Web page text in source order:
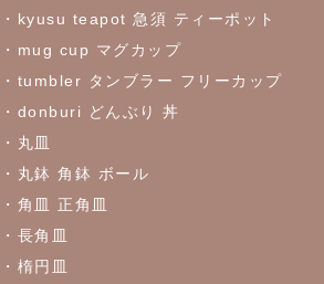
した♪お早めにどうぞ！
2023/5/30
≪おすすめ≫食卓を彩るかわいい器
≪おすすめ≫実は万能！？色々使える抹茶碗
・kyusu teapot 急須 ティーポット
・mug cup マグカップ
・tumbler タンブラー フリーカップ
・donburi どんぶり 丼
・丸皿
・丸鉢 角鉢 ボール
・角皿 正角皿
・長角皿
・楕円皿